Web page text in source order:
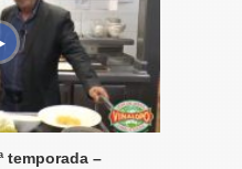
temporada –